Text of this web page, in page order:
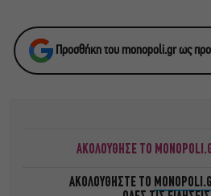
Προσθήκη του monopoli.gr ως
ΑΚΟΛΟΥΘΗΣΕ ΤΟ
ΑΚΟΛΟΥΘΗΣΤΕ ΤΟ